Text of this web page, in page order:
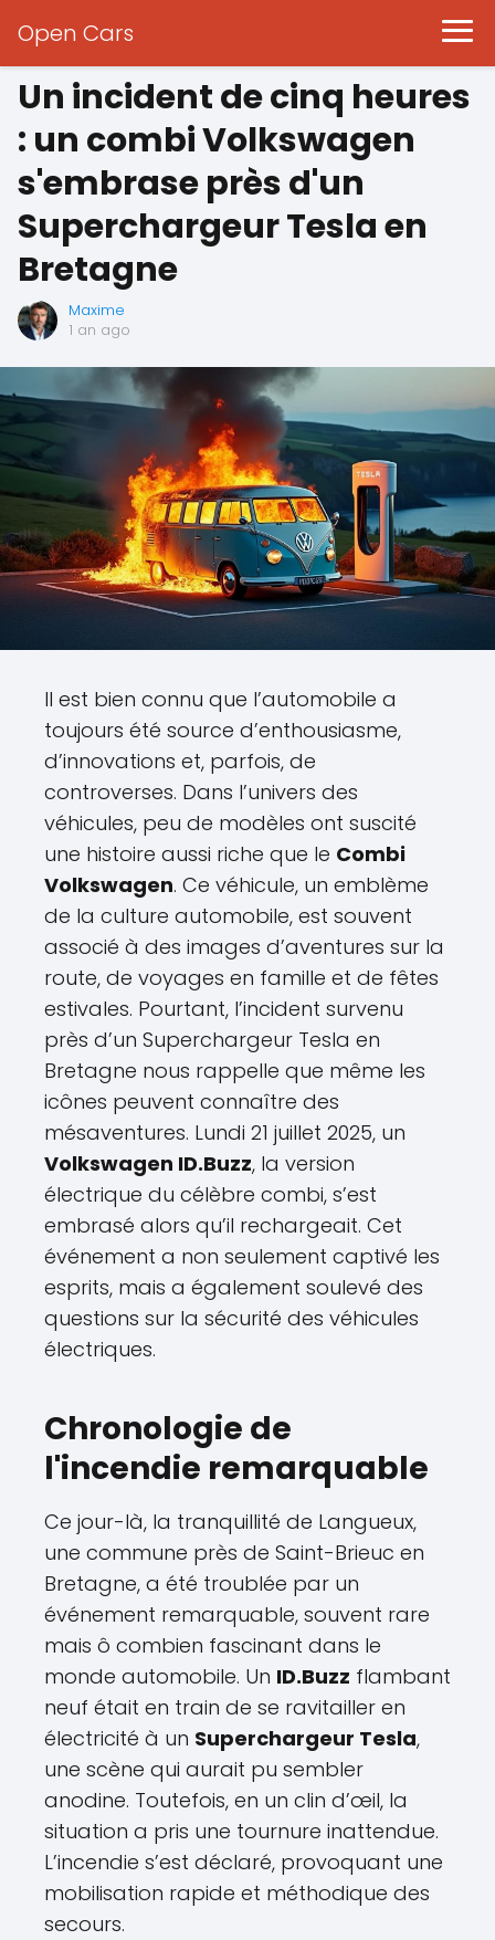
Open Cars
Un incident de cinq heures
: un combi Volkswagen
s'embrase près d'un
Superchargeur Tesla en
Bretagne
Maxime
1 an ago
Il est bien connu que l’automobile a
toujours été source d’enthousiasme,
d’innovations et, parfois, de
controverses. Dans l’univers des
véhicules, peu de modèles ont suscité
une histoire aussi riche que le Combi
Volkswagen. Ce véhicule, un emblème
de la culture automobile, est souvent
associé à des images d’aventures sur la
route, de voyages en famille et de fêtes
estivales. Pourtant, l’incident survenu
près d’un Superchargeur Tesla en
Bretagne nous rappelle que même les
icônes peuvent connaître des
mésaventures. Lundi 21 juillet 2025, un
Volkswagen ID.Buzz, la version
électrique du célèbre combi, s’est
embrasé alors qu’il rechargeait. Cet
événement a non seulement captivé les
esprits, mais a également soulevé des
questions sur la sécurité des véhicules
électriques.
Chronologie de
l'incendie remarquable
Ce jour-là, la tranquillité de Langueux,
une commune près de Saint-Brieuc en
Bretagne, a été troublée par un
événement remarquable, souvent rare
mais ô combien fascinant dans le
monde automobile. Un ID.Buzz flambant
neuf était en train de se ravitailler en
électricité à un Superchargeur Tesla,
une scène qui aurait pu sembler
anodine. Toutefois, en un clin d’œil, la
situation a pris une tournure inattendue.
L’incendie s’est déclaré, provoquant une
mobilisation rapide et méthodique des
secours.